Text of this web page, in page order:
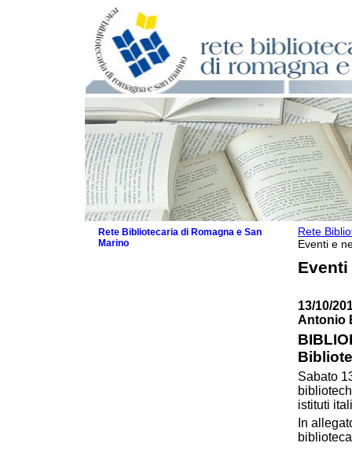
Rete
Eventi e
Eventi
13/10/
Antonio
Sabato
istituti
In
Rete Bibliotecaria di Romagna e San
Marino